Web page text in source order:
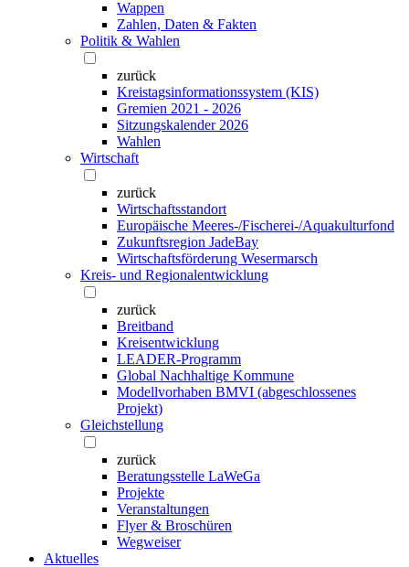
Wappen
Zahlen, Daten & Fakten
Politik & Wahlen
zurück
Kreistagsinformationssystem (KIS)
Gremien 2021 - 2026
Sitzungskalender 2026
Wahlen
Wirtschaft
zurück
Wirtschaftsstandort
Europäische Meeres-/Fischerei-/Aquakulturfond
Zukunftsregion JadeBay
Wirtschaftsförderung Wesermarsch
Kreis- und Regionalentwicklung
zurück
Breitband
Kreisentwicklung
LEADER-Programm
Global Nachhaltige Kommune
Modellvorhaben BMVI (abgeschlossenes
Projekt)
Gleichstellung
zurück
Beratungsstelle LaWeGa
Projekte
Veranstaltungen
Flyer & Broschüren
Wegweiser
Aktuelles